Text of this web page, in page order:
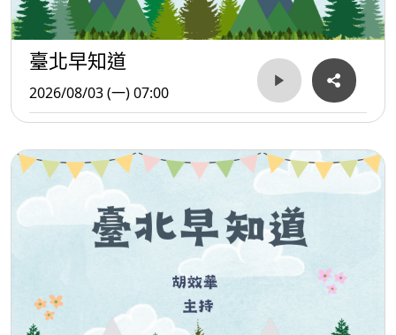
臺北早知道
2026/08/03 (一) 07:00